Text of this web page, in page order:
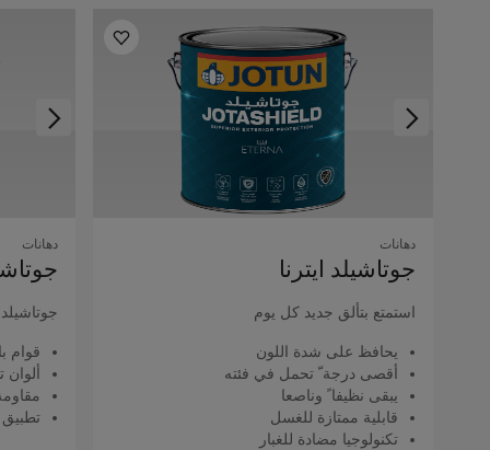
دهانات
جوتاشيلد اﻳﺘﺮﻧﺎ
استمتع بتألق جديد كل يوم
يحافظ على شدة اللون
أقصى درجة ّ تحمل في فئته
يبقى نظيفا ً وناصعا
قابلية ممتازة للغسل
تكنولوجيا مضادة للغبار
دهانات
جوتاشيلد
قوام
ألوان